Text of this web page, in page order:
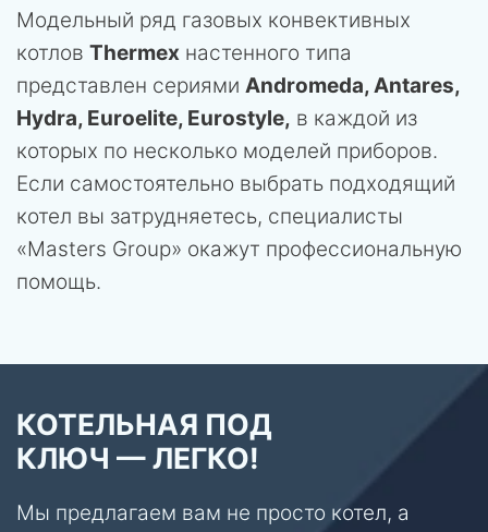
Модельный ряд газовых конвективных
котлов Thermex настенного типа
представлен сериями Andromeda, Antares,
Hydra, Euroelite, Eurostyle, в каждой из
которых по несколько моделей приборов.
Если самостоятельно выбрать подходящий
котел вы затрудняетесь, специалисты
«Masters Group» окажут профессиональную
помощь.
КОТЕЛЬНАЯ ПОД
КЛЮЧ — ЛЕГКО!
Мы предлагаем вам не просто котел, а